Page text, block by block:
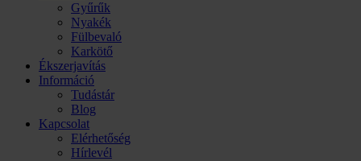
Gyűrűk
Nyakék
Fülbevaló
Karkötő
Ékszerjavítás
Információ
Tudástár
Blog
Kapcsolat
Elérhetőség
Hírlevél